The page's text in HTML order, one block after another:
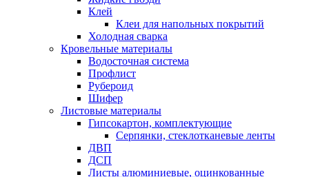
Клей
Клеи для напольных покрытий
Холодная сварка
Кровельные материалы
Водосточная система
Профлист
Рубероид
Шифер
Листовые материалы
Гипсокартон, комплектующие
Серпянки, стеклотканевые ленты
ДВП
ДСП
Листы алюминиевые, оцинкованные